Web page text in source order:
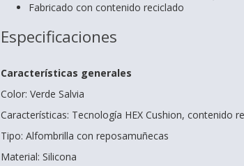
Fabricado con contenido reciclado
Especificaciones
Características generales
Color: Verde Salvia
Características: Tecnología HEX Cushion, contenido
Tipo: Alfombrilla con reposamuñecas
Material: Silicona